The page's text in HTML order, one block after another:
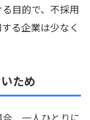
目的で、不採用
る企業は少なく
ため